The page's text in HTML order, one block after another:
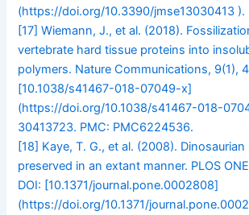
(https://doi.org/10.3390/jmse13030413 ).
[17]Wiemann, J., et al. (2018).
vertebrate hard tissue proteins into
polymers. Nature Communications, 9(1),
[10.1038/s41467-018-07049-x]
(https://doi.org/10.1038/s41467-018-
30413723. PMC: PMC6224536.
[18] Kaye, T. G., et al. (2008).
preserved in an extant manner. PLOS
DOI: [10.1371/journal.pone.0002808]
(https://doi.org/10.1371/